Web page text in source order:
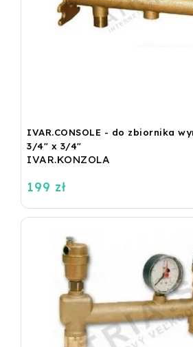
IVAR.CONSOLE - do zbiornika
3/4" x 3/4"
IVAR.KONZOLA
199 zł